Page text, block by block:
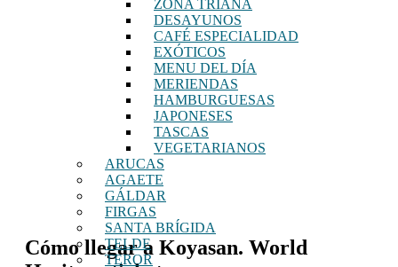
ZONA TRIANA
DESAYUNOS
CAFÉ ESPECIALIDAD
EXÓTICOS
MENU DEL DÍA
MERIENDAS
HAMBURGUESAS
JAPONESES
TASCAS
VEGETARIANOS
ARUCAS
AGAETE
GÁLDAR
FIRGAS
SANTA BRÍGIDA
TELDE
TEROR
Cómo llegar a Koyasan. World